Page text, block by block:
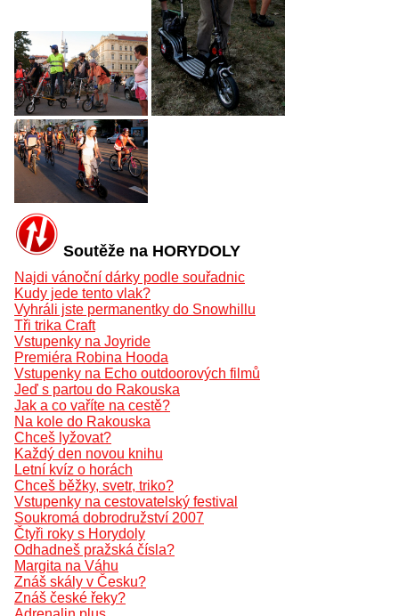
Soutěže na HORYDOLY
Najdi vánoční dárky podle souřadnic
Kudy jede tento vlak?
Vyhráli jste permanentky do Snowhillu
Tři trika Craft
Vstupenky na Joyride
Premiéra Robina Hooda
Vstupenky na Echo outdoorových filmů
Jeď s partou do Rakouska
Jak a co vaříte na cestě?
Na kole do Rakouska
Chceš lyžovat?
Každý den novou knihu
Letní kvíz o horách
Chceš běžky, svetr, triko?
Vstupenky na cestovatelský festival
Soukromá dobrodružství 2007
Čtyři roky s Horydoly
Odhadneš pražská čísla?
Margita na Váhu
Znáš skály v Česku?
Znáš české řeky?